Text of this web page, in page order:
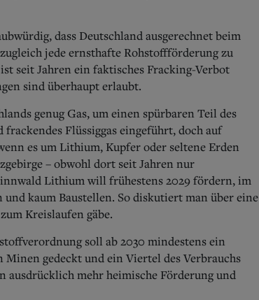
dass Deutschland ausgerechnet beim
jede ernsthafte Rohstoffförderung zu
seit Jahren ein faktisches Fracking-Verbot
sind überhaupt erlaubt.
genug Gas, um einen spürbaren Teil des
Flüssiggas eingeführt, doch auf
es um Lithium, Kupfer oder seltene Erden
– obwohl dort seit Jahren nur
Lithium will frühestens 2029 fördern, im
und kaum Baustellen. So diskutiert man über eine
Kreislaufen gäbe.
soll ab 2030 mindestens ein
Minen gedeckt und ein Viertel des Verbrauchs
mehr heimische Förderung und